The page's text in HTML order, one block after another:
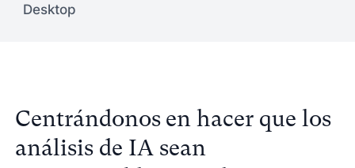
Desktop
Centrándonos en hacer que los
análisis de IA sean